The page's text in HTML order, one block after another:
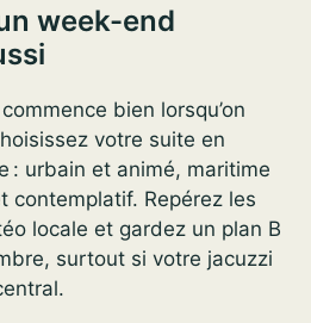
week-end
bien lorsqu’on
votre suite en
: urbain et animé, maritime
contemplatif. Repérez les
locale et gardez un plan B
surtout si votre jacuzzi